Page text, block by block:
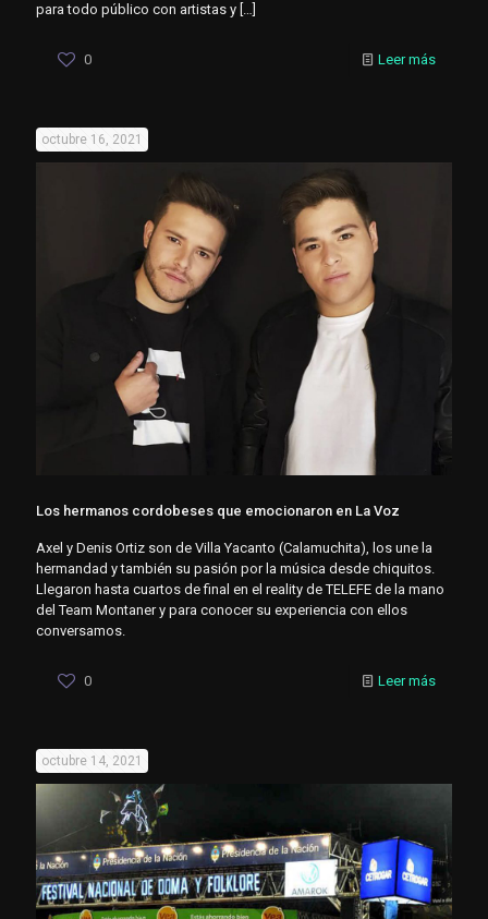
para todo público con artistas y […]
0 Leer más
octubre 16, 2021
Los hermanos cordobeses que emocionaron en La Voz
Axel y Denis Ortiz son de Villa Yacanto (Calamuchita), los une la
hermandad y también su pasión por la música desde chiquitos.
Llegaron hasta cuartos de final en el reality de TELEFE de la mano
del Team Montaner y para conocer su experiencia con ellos
conversamos.
0 Leer más
octubre 14, 2021